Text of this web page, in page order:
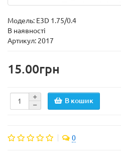
Модель: E3D 1.75/0.4
В наявності
Артикул: 2017
15.00грн
В кошик
0